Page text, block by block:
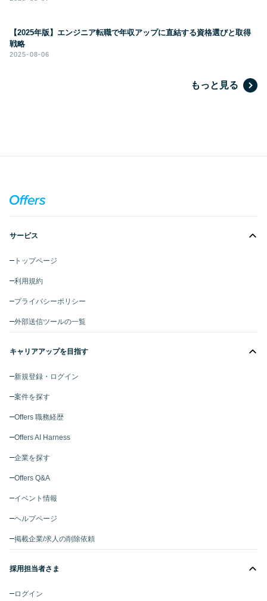
【2025年版】エンジニア転職で年収アップに直結する資格選びと取得
戦略
2025-08-06
もっと見る
サービス
トップページ
利用規約
プライバシーポリシー
外部送信ツールの一覧
キャリアアップを目指す
新規登録・ログイン
案件を探す
Offers 職務経歴
Offers AI Harness
企業を探す
Offers Q&A
イベント情報
ヘルプページ
掲載企業/求人の削除依頼
採用担当者さま
ログイン